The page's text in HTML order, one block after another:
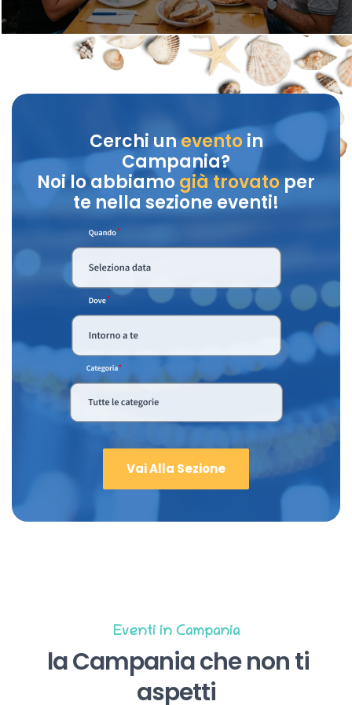
Cerchi unevento in
Campania?
Noi lo abbiamo già trovatoper
te nella sezione eventi!
Vai Alla Sezione
Eventi in Campania
la Campania che non ti
aspetti